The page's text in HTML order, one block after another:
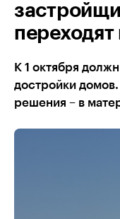
переходят
К 1 октября
достройки
решения – в